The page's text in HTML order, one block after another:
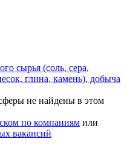
сырья (соль, сера,
глина, камень), добыча
не найдены в этом
по компаниям или
вакансий